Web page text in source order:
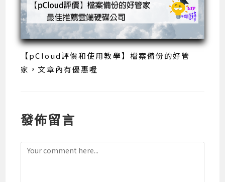
【pCloud評價和使用教學】檔案備份的好管
家，文章內有優惠喔
發佈留言
Comment